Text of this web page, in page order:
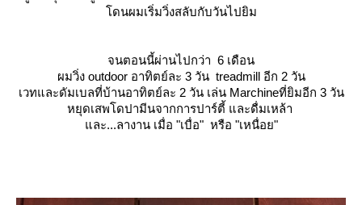
ดนผมเริ่มวิ่งสลับกับวันไปยิม
จนตอนนี้ผ่านไปกว่า 6 เดือน
ผมวิ่ง outdoor อาทิตย์ละ 3 วัน treadmill อีก 2 วัน
เวทและดัมเบลที่บ้านอาทิตย์ละ 2 วัน เล่น Marchineที่ยิมอีก 3 วัน
หยุดเสพโดปามีนจากการปาร์ตี้ และดื่มเหล้า
ละ...ลางาน เมื่อ "เบื่อ" หรือ "เหนื่อย"